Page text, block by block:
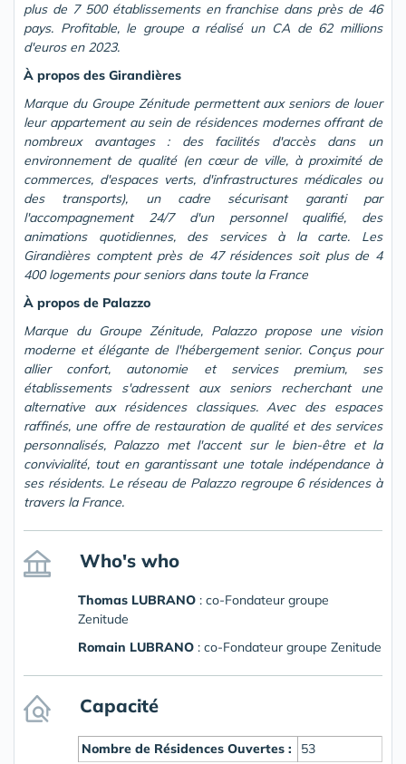
plus de 7 500 établissements en franchise dans près de 46
pays. Profitable, le groupe a réalisé un CA de 62 millions
d'euros en 2023.
À propos des Girandières
Marque du Groupe Zénitude permettent aux seniors de louer
leur appartement au sein de résidences modernes offrant de
nombreux avantages : des facilités d'accès dans un
environnement de qualité (en cœur de ville, à proximité de
commerces, d'espaces verts, d'infrastructures médicales ou
des transports), un cadre sécurisant garanti par
l'accompagnement 24/7 d'un personnel qualifié, des
animations quotidiennes, des services à la carte. Les
Girandières comptent près de 47 résidences soit plus de 4
400 logements pour seniors dans toute la France
À propos de Palazzo
Marque du Groupe Zénitude, Palazzo propose une vision
moderne et élégante de l'hébergement senior. Conçus pour
allier confort, autonomie et services premium, ses
établissements s'adressent aux seniors recherchant une
alternative aux résidences classiques. Avec des espaces
raffinés, une offre de restauration de qualité et des services
personnalisés, Palazzo met l'accent sur le bien-être et la
convivialité, tout en garantissant une totale indépendance à
ses résidents. Le réseau de Palazzo regroupe 6 résidences à
travers la France.
Who's who
Thomas LUBRANO : co-Fondateur groupe
Zenitude
Romain LUBRANO : co-Fondateur groupe Zenitude
Capacité
Nombre de Résidences Ouvertes : 53